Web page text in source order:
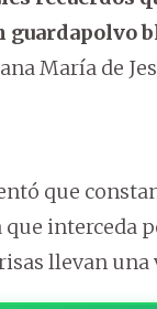
guardapolvo
María de
que
interceda
llevan